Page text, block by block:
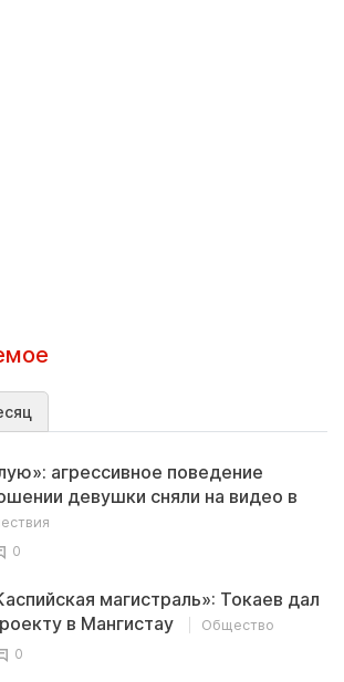
агрессивное поведение
девушки сняли на видео в
0
магистраль»: Токаев дал
в Мангистау
Общество
0